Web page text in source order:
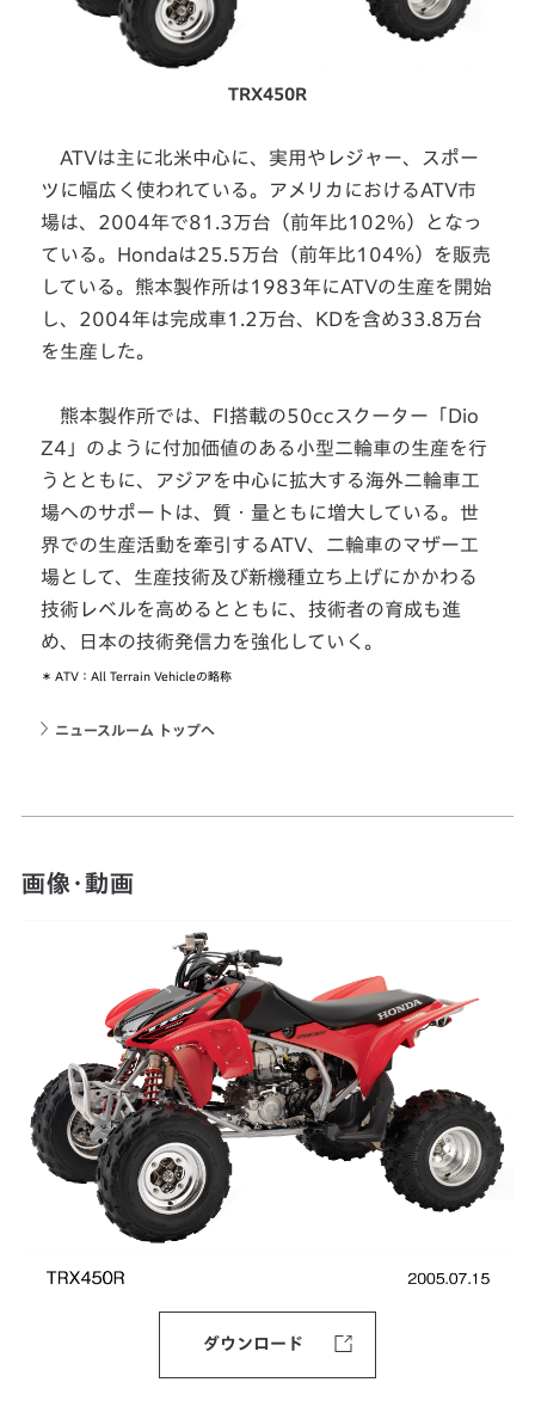
TRX450R
ATVは主に北米中心に、実用やレジャー、スポー
ツに幅広く使われている。アメリカにおけるATV市
場は、2004年で81.3万台（前年比102％）となっ
ている。Hondaは25.5万台（前年比104％）を販売
している。熊本製作所は1983年にATVの生産を開始
し、2004年は完成車1.2万台、KDを含め33.8万台
を生産した。
熊本製作所では、FI搭載の50ccスクーター「Dio
Z4」のように付加価値のある小型二輪車の生産を行
うとともに、アジアを中心に拡大する海外二輪車工
場へのサポートは、質・量ともに増大している。世
界での生産活動を牽引するATV、二輪車のマザー工
場として、生産技術及び新機種立ち上げにかかわる
技術レベルを高めるとともに、技術者の育成も進
め、日本の技術発信力を強化していく。
＊ ATV：All Terrain Vehicleの略称
ニュースルーム トップへ
画像・動画
ダウンロード